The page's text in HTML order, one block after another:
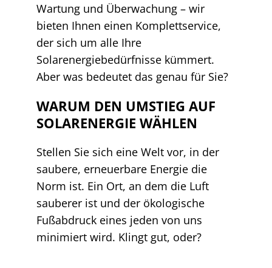
Wartung und Überwachung – wir
bieten Ihnen einen Komplettservice,
der sich um alle Ihre
Solarenergiebedürfnisse kümmert.
Aber was bedeutet das genau für Sie?
WARUM DEN UMSTIEG AUF
SOLARENERGIE WÄHLEN
Stellen Sie sich eine Welt vor, in der
saubere, erneuerbare Energie die
Norm ist. Ein Ort, an dem die Luft
sauberer ist und der ökologische
Fußabdruck eines jeden von uns
minimiert wird. Klingt gut, oder?